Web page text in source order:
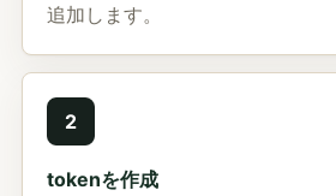
追加します。
2
tokenを作成